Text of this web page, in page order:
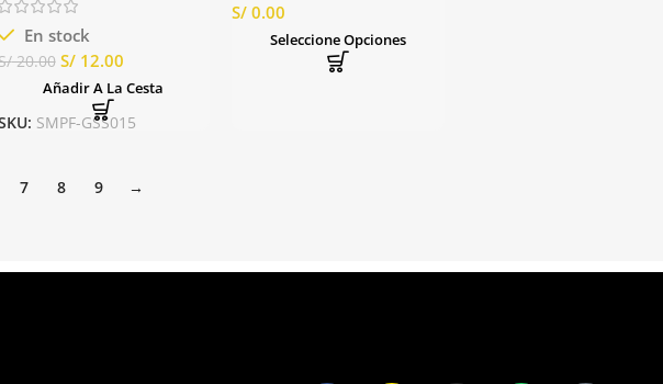
En stock
20.00 S/12.00
Añadir A La Cesta
SMPF-GSS015
S/
Seleccione Opciones
7 8 9 →